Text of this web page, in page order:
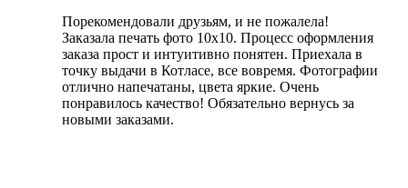
Порекомендовали друзьям, и не пожалела!
Заказала печать фото 10х10. Процесс оформления
заказа прост и интуитивно понятен. Приехала в
точку выдачи в Котласе, все вовремя. Фотографии
отлично напечатаны, цвета яркие. Очень
понравилось качество! Обязательно вернусь за
новыми заказами.